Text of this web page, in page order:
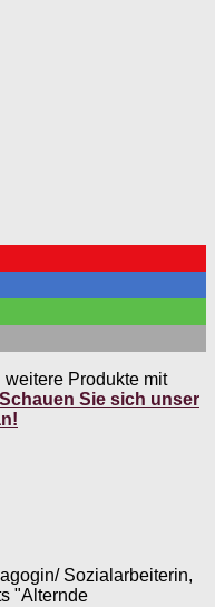
weitere Produkte mit
Schauen Sie sich unser
Sozialarbeiterin,
"Alternde